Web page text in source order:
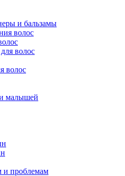
и бальзамы
волос
волос
волос
малышей
и проблемам